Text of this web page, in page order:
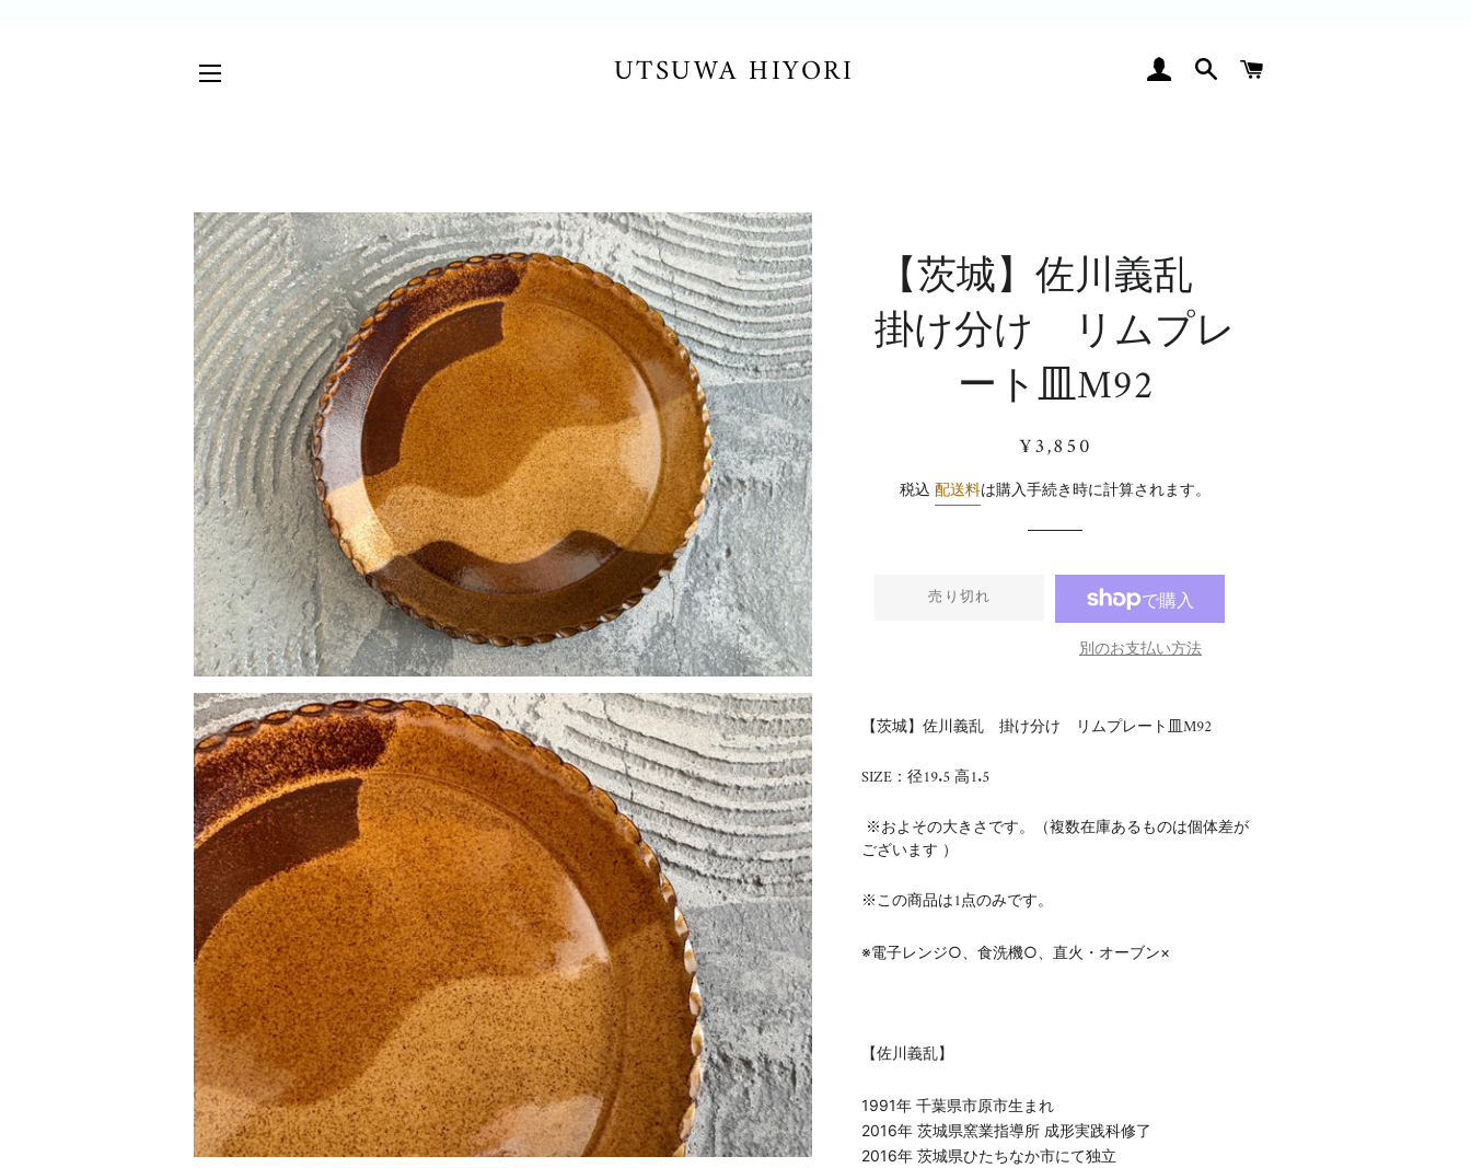
UTSUWA HIYORI ログイン検索
【茨城】佐川義乱
掛け分け リムプレ
ート皿M92
通
価
販
価
¥3,850
税込配送料は購入手続き時に計算されます。
売り切れ
別のお支払い方法
【茨城】佐川義乱 掛け分け リムプレート皿M92
SIZE：径19.5 高1.5
※およその大きさです。（複数在庫あるものは個体差が
ございます ）
※この商品は1点のみです。
※電子レンジ○、食洗機○、直火・オーブン×
【佐川義乱】
1991年 千葉県市原市生まれ
2016年 茨城県窯業指導所 成形実践科修了
2016年 茨城県ひたちなか市にて独立